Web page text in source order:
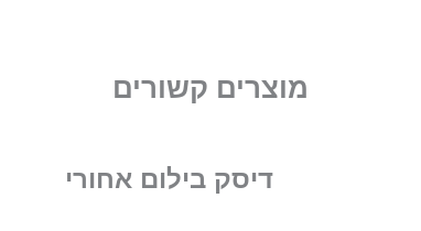
מוצרים קשורים
דיסק בילום אחורי